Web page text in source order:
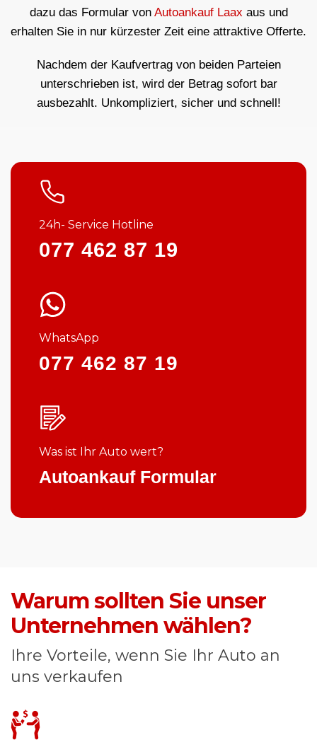
dazu das Formular von Autoankauf Laax aus und
erhalten Sie in nur kürzester Zeit eine attraktive Offerte.
Nachdem der Kaufvertrag von beiden Parteien
unterschrieben ist, wird der Betrag sofort bar
ausbezahlt. Unkompliziert, sicher und schnell!
24h- Service Hotline
077 462 87 19
WhatsApp
077 462 87 19
Was ist Ihr Auto wert?
Autoankauf Formular
Warum sollten Sie unser
Unternehmen wählen?
Ihre Vorteile, wenn Sie Ihr Auto an
uns verkaufen